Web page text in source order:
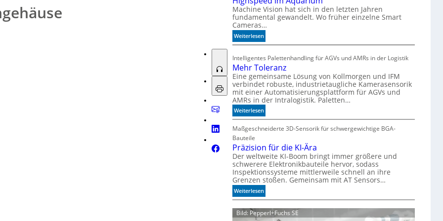
s
z
ä
h
l
n
Machine Vision hat sich in den letzten Jahren
fundamental gewandelt. Wo früher einzelne Smart
Cameras…
Weiterlesen:
H
g
h
s
p
e
e
d
m
q
u
a
r
i
u
Intelligentes Palettenhandling für AGVs und AMRs in der Logistik
Mehr Toleranz
Eine gemeinsame Lösung von Kollmorgen und IFM
verbindet robuste, industrietaugliche Kamerasensorik
mit einer Automatisierungsplattform für AGVs und
AMRs in der Intralogistik. Paletten…
Weiterlesen:
M
e
r
T
o
l
e
r
a
n
z
Maßgeschneiderte 3D-Sensorik für schwergewichtige BGA-
Bauteile
Präzision für die KI-Ära
Der weltweite KI-Boom bringt immer größere und
schwerere Elektronikbauteile hervor, sodass
Inspektionssysteme mittlerweile schnell an ihre
Grenzen stoßen. Gemeinsam mit AT Sensors…
Weiterlesen:
P
r
ä
Bild: Pepperl+Fuchs SE